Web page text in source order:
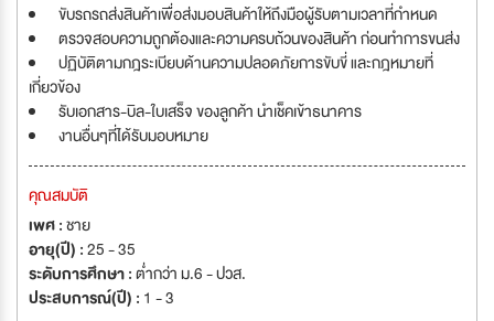
ขับรถรถส่งสินค้าเพื่อส่งมอบสินค้าให้ถึงมือผู้รับตามเวลาที่กำหนด
ตรวจสอบความถูกต้องและความครบถ้วนของสินค้า ก่อนทำการขนส่ง
ปฏิบัติตามกฎระเบียบด้านความปลอดภัยการขับขี่ และกฎหมายที่
เกี่ยวข้อง
รับเอกสาร-บิล-ใบเสร็จ ของลูกค้า นำเช็คเข้าธนาคาร
งานอื่นๆที่ได้รับมอบหมาย
คุณสมบัติ
เพศ :ชาย
อายุ(ปี) :25 - 35
ระดับการศึกษา :ต่ำกว่า ม.6 - ปวส.
ประสบการณ์(ปี) : 1 - 3